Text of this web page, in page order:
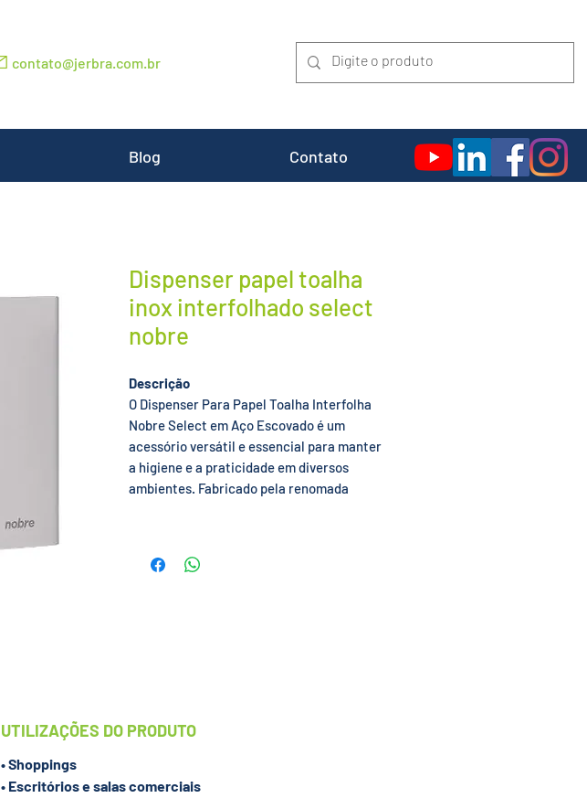
contato@jerbra.com.br
Dispenser papel toalha
inox interfolhado select
nobre
Descrição
O Dispenser Para Papel Toalha Interfolha
Nobre Select em Aço Escovado é um
acessório versátil e essencial para manter
a higiene e a praticidade em diversos
ambientes. Fabricado pela renomada
escovado e funcionalidade, tornando-o
ambientes.
UTILIZAÇÕES DO PRODUTO
• Shoppings
• Escritórios e salas comerciais
Blog Contato